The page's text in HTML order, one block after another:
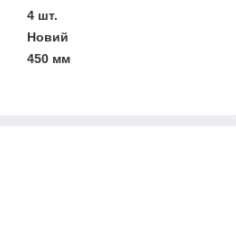
4 шт.
Новий
450 мм